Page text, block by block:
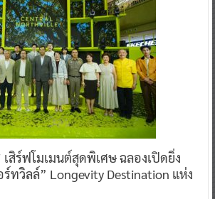
สิร์ฟโมเมนต์สุดพิเศษ ฉลองเปิดยิ่ง
ทวิลล์” Longevity Destination แห่ง